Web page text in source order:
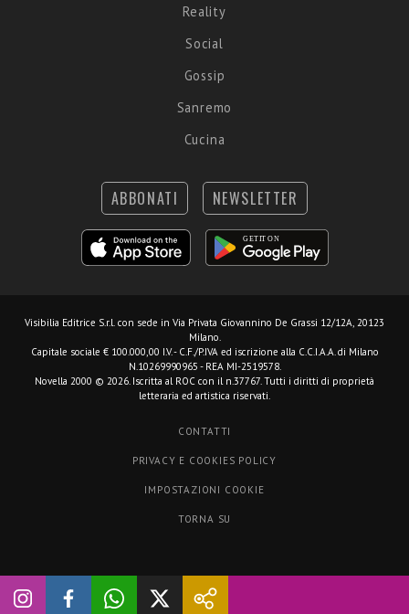
Reality
Social
Gossip
Sanremo
Cucina
ABBONATI NEWSLETTER
Visibilia Editrice S.r.l. con sede in Via Privata Giovannino De Grassi 12/12A, 20123
Milano.
Capitale sociale € 100.000,00 I.V. - C.F./P.IVA ed iscrizione alla C.C.I.A.A. di Milano
N.10269990965 - REA MI-2519578.
Novella 2000 © 2026. Iscritta al ROC con il n.37767. Tutti i diritti di proprietà
letteraria ed artistica riservati.
CONTATTI
PRIVACY E COOKIES POLICY
IMPOSTAZIONI COOKIE
TORNA SU